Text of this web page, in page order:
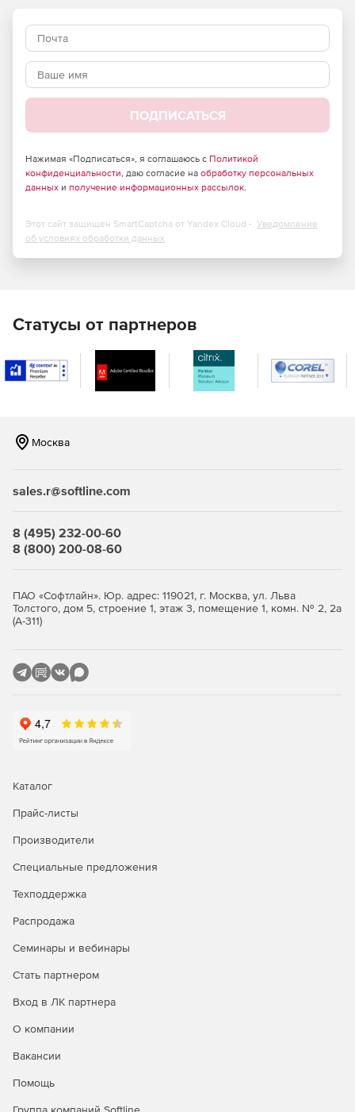
Возможность использования нескольких методов для
восстановления забытых паролей.
ПОДПИСАТЬСЯ
Нажимая «Подписаться», я соглашаюсь с Политикой
конфиденциальности, даю согласие на обработку персональных
данных и получение информационных рассылок.
Этот сайт защищен SmartCaptcha от Yandex Cloud - Уведомление
об условиях обработки данных
Статусы от партнеров
Москва
sales.r@softline.com
8 (495) 232-00-60
8 (800) 200-08-60
ПАО «Софтлайн». Юр. адрес: 119021, г. Москва, ул. Льва
Толстого, дом 5, строение 1, этаж 3, помещение 1, комн. № 2, 2а
(А-311)
Каталог
Прайс-листы
Производители
Специальные предложения
Техподдержка
Распродажа
Семинары и вебинары
Стать партнером
Вход в ЛК партнера
О компании
Вакансии
Помощь